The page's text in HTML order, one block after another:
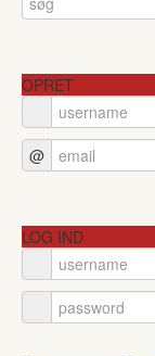
OPRET
@
LOG IND